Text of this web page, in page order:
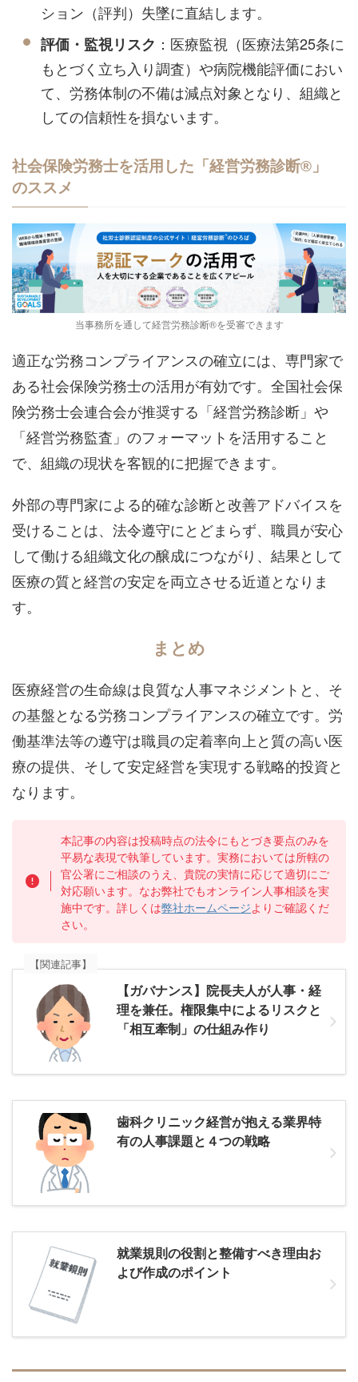
ション（評判）失墜に直結します。
評価・監視リスク ：医療監視（医療法第25条に
もとづく立ち入り調査）や病院機能評価におい
て、労務体制の不備は減点対象となり、組織と
しての信頼性を損ないます。
社会保険労務士を活用した「経営労務診断®」
のススメ
当事務所を通して経営労務診断®を受審できます
適正な労務コンプライアンスの確立には、専門家で
ある社会保険労務士の活用が有効です。全国社会保
険労務士会連合会が推奨する「経営労務診断」や
「経営労務監査」のフォーマットを活用すること
で、組織の現状を客観的に把握できます。
外部の専門家による的確な診断と改善アドバイスを
受けることは、法令遵守にとどまらず、職員が安心
して働ける組織文化の醸成につながり、結果として
医療の質と経営の安定を両立させる近道となりま
す。
まとめ
医療経営の生命線は良質な人事マネジメントと、そ
の基盤となる労務コンプライアンスの確立です。労
働基準法等の遵守は職員の定着率向上と質の高い医
療の提供、そして安定経営を実現する戦略的投資と
なります。
本記事の内容は投稿時点の法令にもとづき要点のみを
平易な表現で執筆しています。実務においては所轄の
官公署にご相談のうえ、貴院の実情に応じて適切にご
対応願います。なお弊社でもオンライン人事相談を実
施中です。詳しくは弊社ホームページよりご確認くだ
さい。
【ガバナンス】院長夫人が人事・経
理を兼任。権限集中によるリスクと
「相互牽制」の仕組み作り
【関連記事】
歯科クリニック経営が抱える業界特
有の人事課題と４つの戦略
就業規則の役割と整備すべき理由お
よび作成のポイント